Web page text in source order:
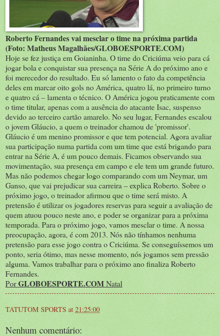
Roberto Fernandes vai mesclar o time na próxima partida
(Foto: Matheus Magalhães/GLOBOESPORTE.COM)
Hoje se fez justiça em Goianinha. O time do Criciúma veio para cá
jogar bola e conquistar sua presença na Série A do próximo ano e
foi merecedor do resultado. Eu só lamento o fato da competência
deles em marcar oito gols no América, quatro lá, no primeiro turno
e quatro cá – lamenta o técnico. O América jogou praticamente com
o time titular, apenas com a ausência do atacante Isac, suspenso
devido ao terceiro cartão amarelo. No seu lugar, Fernandes escalou
o jovem Gláucio, a quem o treinador chamou de 'promissor'.
Gláucio é um menino promissor e que tem potencial. Agora avaliar
sua participação numa partida com um time que está brigando para
entrar na Série A, é um pouco demais. Ficamos observando sua
movimentação, sua presença em campo e ele tem um grande futuro.
Mas não podemos chegar logo comparando com um Neymar, um
Ganso, que vai prejudicar sua carreira – explica Roberto. Sobre o
próximo jogo, o treinador afirmou que o time será misto. A
pretensão é utilizar os jogadores reservas para seguir a avaliação de
quem atuou pouco neste ano, e poder se organizar para a próxima
temporada. Para o próximo jogo, vamos mesclar o time. A nossa
preocupação, agora, é com 2013. Nós não tínhamos nenhuma
pretensão para esse jogo contra o Criciúma. Se conseguíssemos um
ponto, seria ótimo, mas nesse momento, nós jogamos sem pressão
alguma. Vamos trabalhar para o próximo ano finaliza Roberto
Fernandes.
PorGLOBOESPORTE.COMNatal
TATUTOM SPORTS at 21:25:00
Nenhum comentário: